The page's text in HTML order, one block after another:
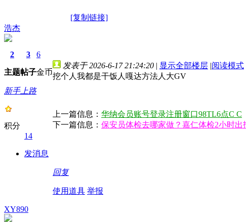
[复制链接]
浩杰
2
主题
3
帖子
6
金币
新手上路
积分
14
发消息
发表于 2026-6-17 21:24:20 | 显示全部楼层 |阅读模式
挖个人我都是干饭人嘎达方法人大GV
上一篇信息： 华纳会员账号登录注册窗口98TL6点C C
下一篇信息： 保安员体检去哪家做？嘉仁体检2小时出
回复
使用道具 举报
XY890